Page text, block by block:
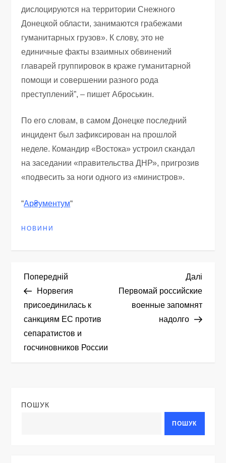
дислоцируются на территории Снежного
Донецкой области, занимаются грабежами
гуманитарных грузов». К слову, это не
единичные факты взаимных обвинений
главарей группировок в краже гуманитарной
помощи и совершении разного рода
преступлений”, – пишет Аброськин.
По его словам, в самом Донецке последний
инцидент был зафиксирован на прошлой
неделе. Командир «Востока» устроил скандал
на заседании «правительства ДНР», пригрозив
«подвесить за ноги одного из «министров».
“Ар₴ументум“
НОВИНИ
Н
а
в
і
а
Попередній
запис
Попередній
Норвегия
присоединилась к
санкциям ЕС против
сепаратистов и
госчиновников России
запис
Далі
Первомай российские
военные запомнят
надолго
ПОШУК
ПОШУК